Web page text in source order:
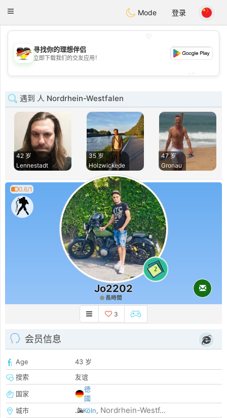
Dating
Toggle
Mode 登录
💖
💕
寻找你的理想伴侣
立即下载我们的交友应用！
遇到 人 Nordrhein-Westfalen
42 岁
Lennestadt
35 岁
Holzwickede
47 岁
Gronau
0.6/1
2
Jo2202
長時間
3
会员信息
Age
43 岁
搜索
友谊
国家
德
國
城市
Köln, Nordrhein-Westf...